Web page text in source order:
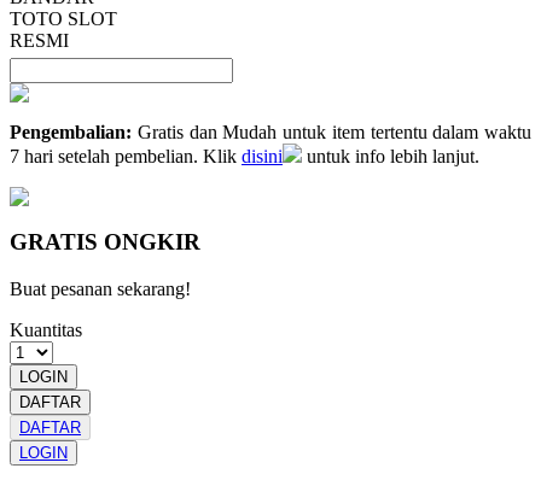
TOTO SLOT
RESMI
Pengembalian: Gratis dan Mudah untuk item tertentu dalam waktu
7 hari setelah pembelian. Klik disini untuk info lebih lanjut.
GRATIS ONGKIR
Buat pesanan sekarang!
Kuantitas
LOGIN
DAFTAR
DAFTAR
LOGIN